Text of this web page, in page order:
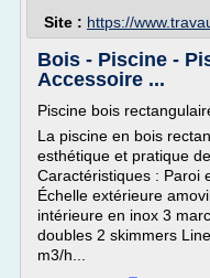
Site : https://
Bois - Piscine -
Accessoire ...
Piscine bois
La piscine en bois
esthétique et pratique
Caractéristiques : Paroi
Échelle extérieure
intérieure en inox 3
doubles 2 skimmers
m3/h...